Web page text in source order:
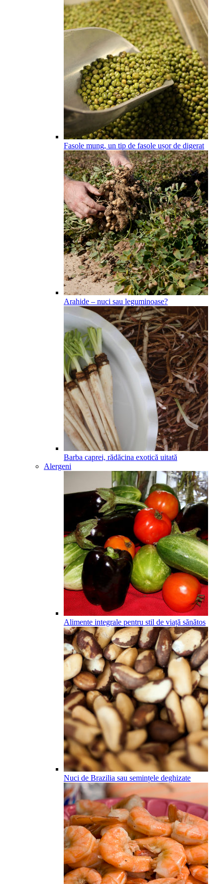
Fasole mung, un tip de fasole ușor de digerat
Arahide – nuci sau leguminoase?
Barba caprei, rădăcina exotică uitată
Alergeni
Alimente integrale pentru stil de viață sănătos
Nuci de Brazilia sau semințele deghizate